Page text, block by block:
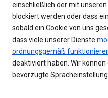
einschließlich der mit
blockiert werden oder dass
sobald ein Cookie von uns
dass viele unserer Dienste
ordnungsgemäß
deaktiviert haben. Wir
bevorzugte